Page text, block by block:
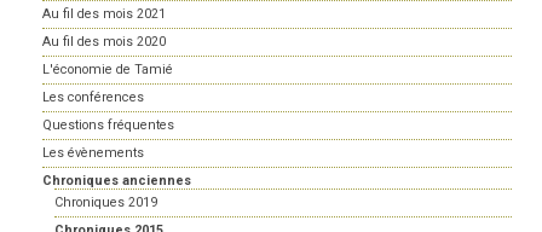
Au fil des mois 2021
Au fil des mois 2020
L'économie de Tamié
Les conférences
Questions fréquentes
Les évènements
Chroniques anciennes
Chroniques 2019